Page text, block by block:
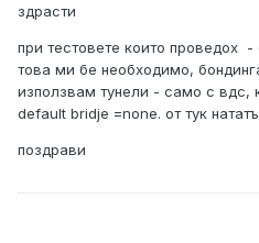
здрасти
при тестовете които проведох
това ми бе необходимо,
използвам тунели - само с вдс,
default bridje =none. от тук
поздрави